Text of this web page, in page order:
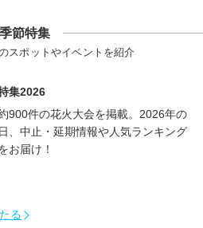
季節特集
スポットやイベントを紹介
集2026
900件の花火大会を掲載。2026年の
、中止・延期情報や人気ランキング
お届け！
る